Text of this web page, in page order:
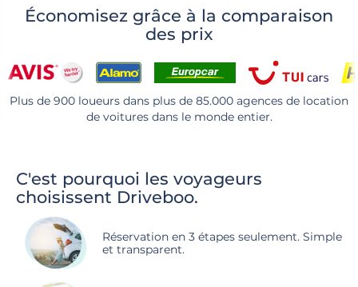
Économisez grâce à la comparaison
des prix
Plus de 900 loueurs dans plus de 85.000 agences de location
de voitures dans le monde entier.
C'est pourquoi les voyageurs
choisissent Driveboo.
Réservation en 3 étapes seulement. Simple
et transparent.